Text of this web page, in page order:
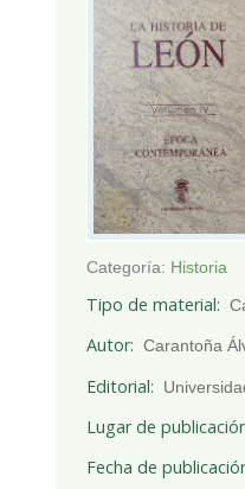
Categoría: Historia
Tipo de material
Autor Carantoña
Editorial
Lugar de
Fecha de